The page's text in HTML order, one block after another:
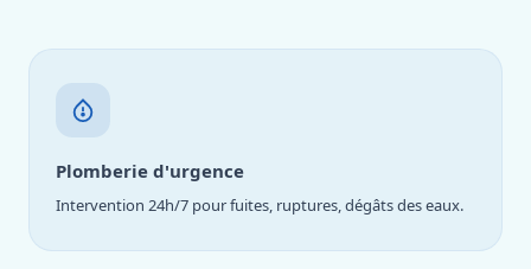
Plomberie d'urgence
Intervention 24h/7 pour fuites, ruptures, dégâts des eaux.